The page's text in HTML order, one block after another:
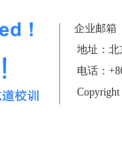
企业邮箱
地址：北
电话：